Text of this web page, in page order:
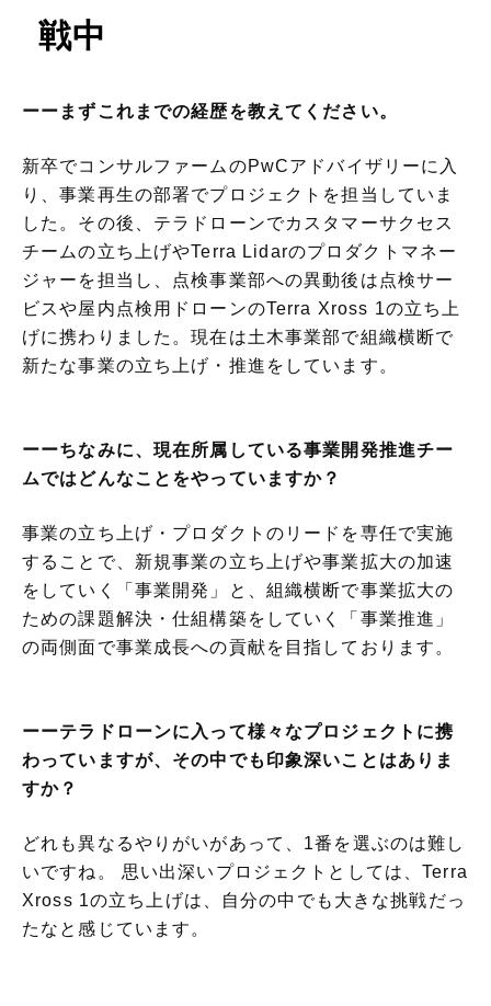
戦中
ーーまずこれまでの経歴を教えてください。
新卒でコンサルファームのPwCアドバイザリーに入
り、事業再生の部署でプロジェクトを担当していま
した。その後、テラドローンでカスタマーサクセス
チームの立ち上げやTerra Lidarのプロダクトマネー
ジャーを担当し、点検事業部への異動後は点検サー
ビスや屋内点検用ドローンのTerra Xross 1の立ち上
げに携わりました。現在は土木事業部で組織横断で
新たな事業の立ち上げ・推進をしています。
ーーちなみに、現在所属している事業開発推進チー
ムではどんなことをやっていますか？
事業の立ち上げ・プロダクトのリードを専任で実施
することで、新規事業の立ち上げや事業拡大の加速
をしていく「事業開発」と、組織横断で事業拡大の
ための課題解決・仕組構築をしていく「事業推進」
の両側面で事業成長への貢献を目指しております。
ーーテラドローンに入って様々なプロジェクトに携
わっていますが、その中でも印象深いことはありま
すか？
どれも異なるやりがいがあって、1番を選ぶのは難し
いですね。 思い出深いプロジェクトとしては、Terra
Xross 1の立ち上げは、自分の中でも大きな挑戦だっ
たなと感じています。